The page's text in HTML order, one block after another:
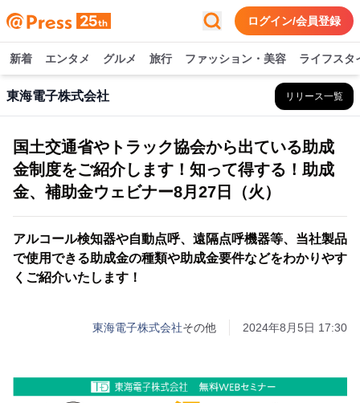
ログイン/会員登録
新着 エンタメ グルメ 旅行 ファッション・美容 ライフスタ
東海電子株式会社 リリース一覧
国土交通省やトラック協会から出ている助成
金制度をご紹介します！知って得する！助成
金、補助金ウェビナー8月27日（火）
アルコール検知器や自動点呼、遠隔点呼機器等、当社製品
で使用できる助成金の種類や助成金要件などをわかりやす
くご紹介いたします！
東海電子株式会社その他 2024年8月5日 17:30